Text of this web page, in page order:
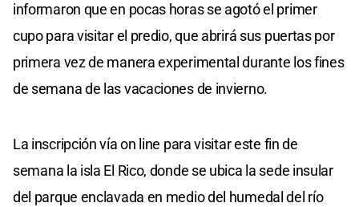
informaron que en pocas horas se agotó el primer
cupo para visitar el predio, que abrirá sus puertas por
primera vez de manera experimental durante los fines
de semana de las vacaciones de invierno.
La inscripción vía on line para visitar este fin de
semana la isla El Rico, donde se ubica la sede insular
del parque enclavada en medio del humedal del río